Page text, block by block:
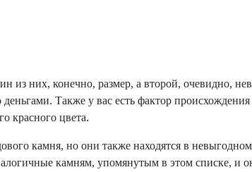
из них, конечно, размер, а второй, очевидно,
Также у вас есть фактор
красного цвета.
камня, но они также находятся в
камням, упомянутым в этом списке, и